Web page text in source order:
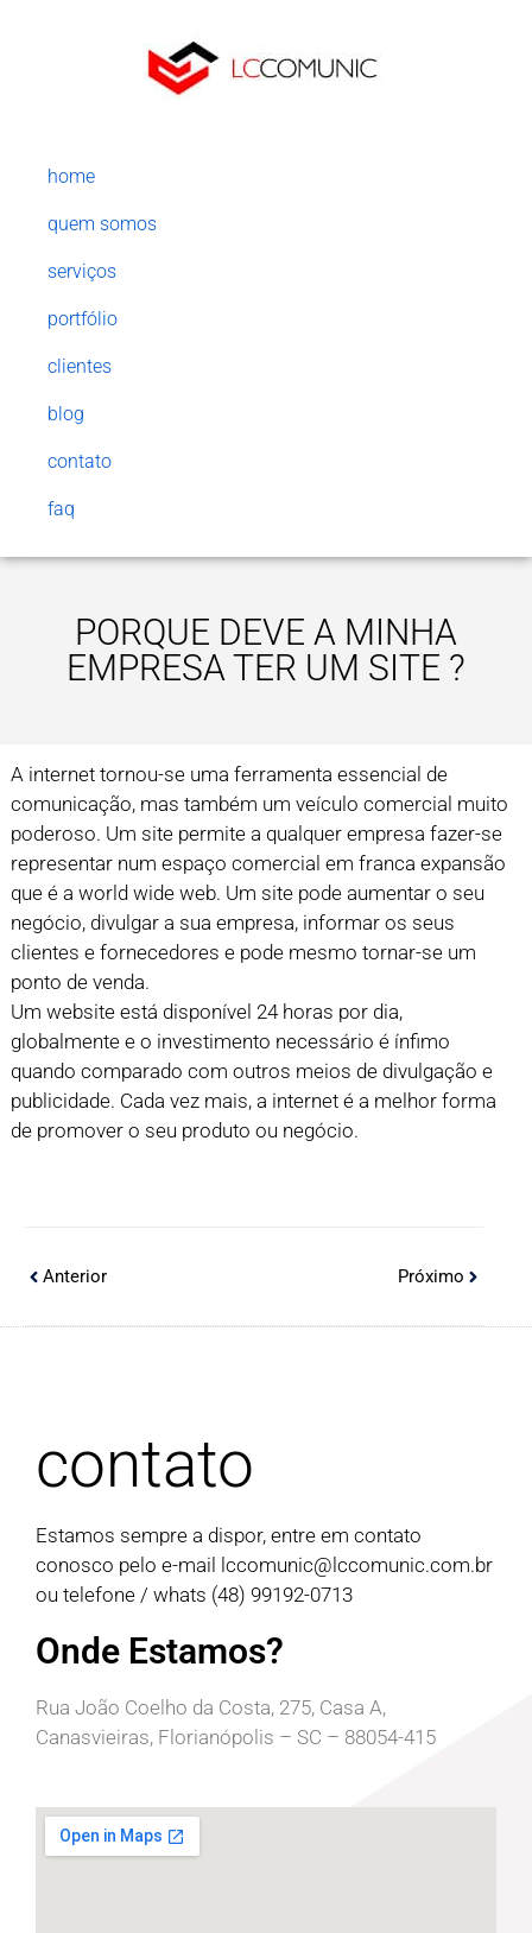
home
quem somos
serviços
portfólio
clientes
blog
contato
faq
PORQUE DEVE A MINHA
EMPRESA TER UM SITE ?
A internet tornou-se uma ferramenta essencial de
comunicação, mas também um veículo comercial muito
poderoso. Um site permite a qualquer empresa fazer-se
representar num espaço comercial em franca expansão
que é a world wide web. Um site pode aumentar o seu
negócio, divulgar a sua empresa, informar os seus
clientes e fornecedores e pode mesmo tornar-se um
ponto de venda.
Um website está disponível 24 horas por dia,
globalmente e o investimento necessário é ínfimo
quando comparado com outros meios de divulgação e
publicidade. Cada vez mais, a internet é a melhor forma
de promover o seu produto ou negócio.
Anterior Próximo
contato
Estamos sempre a dispor, entre em contato
conosco pelo e-mail
lccomunic@lccomunic.com.br
ou telefone / whats (48) 99192-0713
Onde Estamos?
Rua João Coelho da Costa, 275, Casa A,
Canasvieiras, Florianópolis – SC – 88054-415